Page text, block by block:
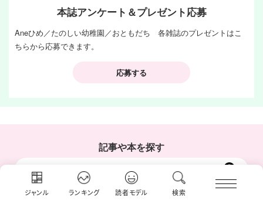
ジャンル ランキング 読者モデル 検索
本誌アンケート＆プレゼント応募
Aneひめ／たのしい幼稚園／おともだち 各雑誌のプレゼントはこ
ちらから応募できます。
応募する
記事や本を探す